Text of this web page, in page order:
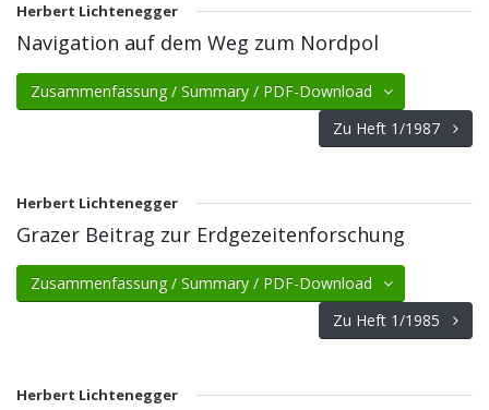
Herbert Lichtenegger
Navigation auf dem Weg zum Nordpol
Zusammenfassung / Summary / PDF-Download
Zu Heft 1/1987
Herbert Lichtenegger
Grazer Beitrag zur Erdgezeitenforschung
Zusammenfassung / Summary / PDF-Download
Zu Heft 1/1985
Herbert Lichtenegger